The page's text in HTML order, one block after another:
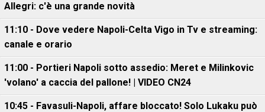
Allegri: c'è una grande novità
11:10 - Dove vedere Napoli-Celta Vigo in Tv e streaming:
canale e orario
11:00 - Portieri Napoli sotto assedio: Meret e Milinkovic
'volano' a caccia del pallone! | VIDEO CN24
10:45 - Favasuli-Napoli, affare bloccato! Solo Lukaku può